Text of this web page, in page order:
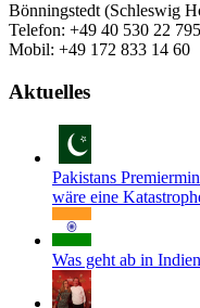
Bönningstedt (Schleswig
Telefon: +49 40 530 22 795
Mobil: +49 172 833 14 60
Aktuelles
Pakistans
wäre eine
Was geht ab in